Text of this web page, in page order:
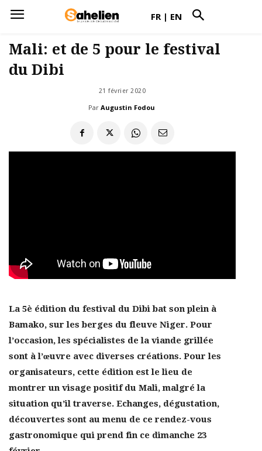
FR | EN
Mali: et de 5 pour le festival
du Dibi
21 février 2020
Par Augustin Fodou
La 5è édition du festival du Dibi bat son plein à
Bamako, sur les berges du fleuve Niger. Pour
l’occasion, les spécialistes de la viande grillée
sont à l’œuvre avec diverses créations. Pour les
organisateurs, cette édition est le lieu de
montrer un visage positif du Mali, malgré la
situation qu’il traverse. Echanges, dégustation,
découvertes sont au menu de ce rendez-vous
gastronomique qui prend fin ce dimanche 23